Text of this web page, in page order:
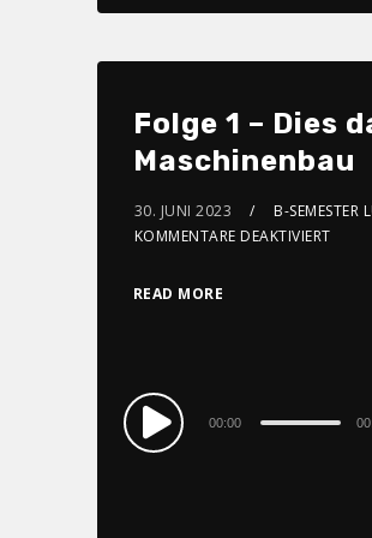
Folge 1 – Dies
Maschinenbau
30. JUNI 2023
B-SEMESTER
KOMMENTARE DEAKTIVIERT
READ MORE
Audio
Player
00:00